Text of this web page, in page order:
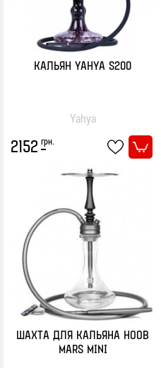
КАЛЬЯН YAHYA S200
Yahya
2152 грн.
ШАХТА ДЛЯ КАЛЬЯНА HOOB
MARS MINI